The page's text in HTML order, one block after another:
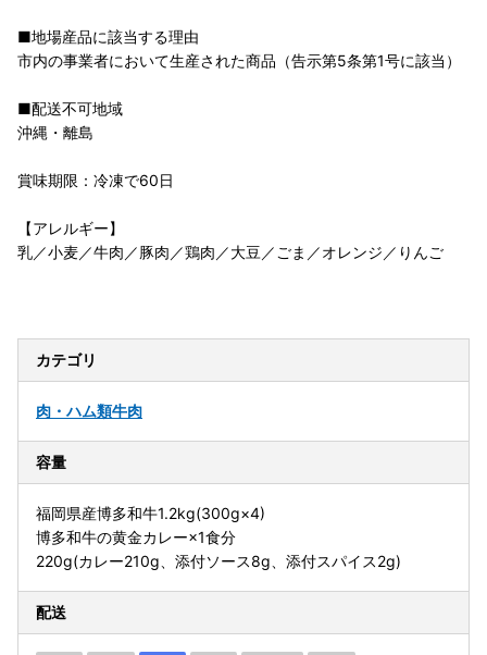
■地場産品に該当する理由
市内の事業者において生産された商品（告示第5条第1号に該当）
■配送不可地域
沖縄・離島
賞味期限：冷凍で60日
【アレルギー】
乳／小麦／牛肉／豚肉／鶏肉／大豆／ごま／オレンジ／りんご
カテゴリ
肉・ハム類牛肉
容量
福岡県産博多和牛1.2kg(300g×4)
博多和牛の黄金カレー×1食分
220g(カレー210g、添付ソース8g、添付スパイス2g)
配送